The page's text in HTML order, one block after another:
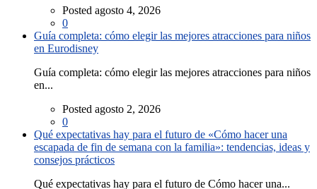
Posted agosto 4, 2026
0
Guía completa: cómo elegir las mejores atracciones para niños
en Eurodisney
Guía completa: cómo elegir las mejores atracciones para niños
en...
Posted agosto 2, 2026
0
Qué expectativas hay para el futuro de «Cómo hacer una
escapada de fin de semana con la familia»: tendencias, ideas y
consejos prácticos
Qué expectativas hay para el futuro de Cómo hacer una...